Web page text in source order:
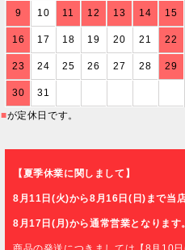
9 10 11 12 13 14 15
16 17 18 19 20 21 22
23 24 25 26 27 28 29
30 31
■が定休日です。
【夏季休業に関しまして】
8月11日(火)から8月16日(日)まで当
8月17日(月)から通常営業となります。